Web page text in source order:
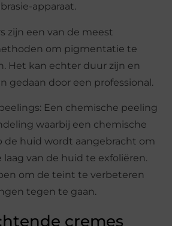
apparaat.
zijn een van de meest
om pigmentatie te
Het kan echter duur zijn en
gedaan door een professional.
Een chemische peeling
waarbij een chemische
de huid wordt aangebracht om
laag van de huid te exfoliëren.
om de teint te verbeteren
tegen te gaan.
cremes